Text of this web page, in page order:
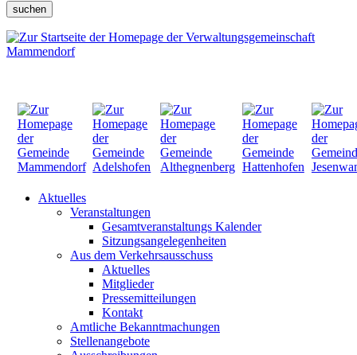
suchen
Aktuelles
Veranstaltungen
Gesamtveranstaltungs Kalender
Sitzungsangelegenheiten
Aus dem Verkehrsausschuss
Aktuelles
Mitglieder
Pressemitteilungen
Kontakt
Amtliche Bekanntmachungen
Stellenangebote